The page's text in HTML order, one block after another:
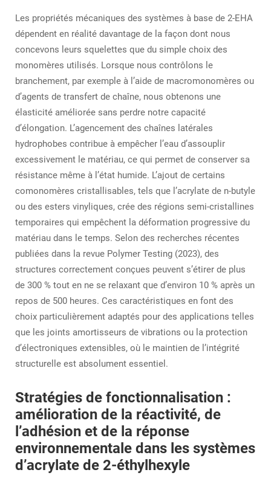
Les propriétés mécaniques des systèmes à base de 2-EHA
dépendent en réalité davantage de la façon dont nous
concevons leurs squelettes que du simple choix des
monomères utilisés. Lorsque nous contrôlons le
branchement, par exemple à l’aide de macromonomères ou
d’agents de transfert de chaîne, nous obtenons une
élasticité améliorée sans perdre notre capacité
d’élongation. L’agencement des chaînes latérales
hydrophobes contribue à empêcher l’eau d’assouplir
excessivement le matériau, ce qui permet de conserver sa
résistance même à l’état humide. L’ajout de certains
comonomères cristallisables, tels que l’acrylate de n-butyle
ou des esters vinyliques, crée des régions semi-cristallines
temporaires qui empêchent la déformation progressive du
matériau dans le temps. Selon des recherches récentes
publiées dans la revue Polymer Testing (2023), des
structures correctement conçues peuvent s’étirer de plus
de 300 % tout en ne se relaxant que d’environ 10 % après un
repos de 500 heures. Ces caractéristiques en font des
choix particulièrement adaptés pour des applications telles
que les joints amortisseurs de vibrations ou la protection
d’électroniques extensibles, où le maintien de l’intégrité
structurelle est absolument essentiel.
Stratégies de fonctionnalisation :
amélioration de la réactivité, de
l’adhésion et de la réponse
environnementale dans les systèmes
d’acrylate de 2-éthylhexyle